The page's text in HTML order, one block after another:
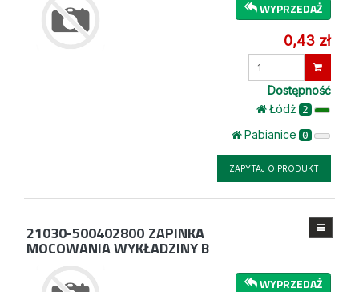
WYPRZEDAŻ
0,43 zł
Dostępność
Łódż 2
Pabianice 0
ZAPYTAJ O PRODUKT
21030-500402800 ZAPINKA
MOCOWANIA WYKŁADZINY B
WYPRZEDAŻ